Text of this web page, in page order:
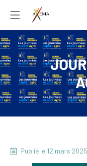
Publié le 12 mars 2025